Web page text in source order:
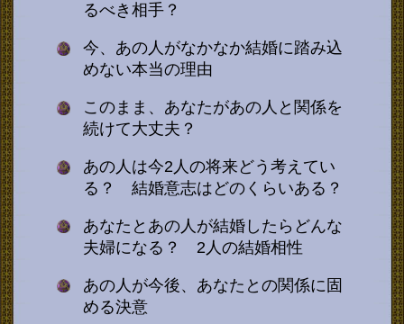
るべき相手？
今、あの人がなかなか結婚に踏み込
めない本当の理由
このまま、あなたがあの人と関係を
続けて大丈夫？
あの人は今2人の将来どう考えてい
る？ 結婚意志はどのくらいある？
あなたとあの人が結婚したらどんな
夫婦になる？ 2人の結婚相性
あの人が今後、あなたとの関係に固
める決意